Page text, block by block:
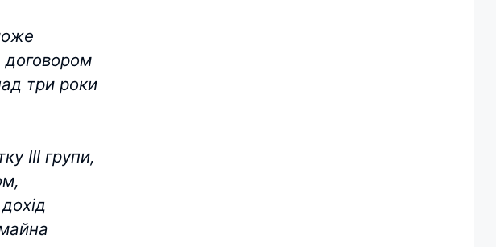
договором
три роки
ІІІ групи,